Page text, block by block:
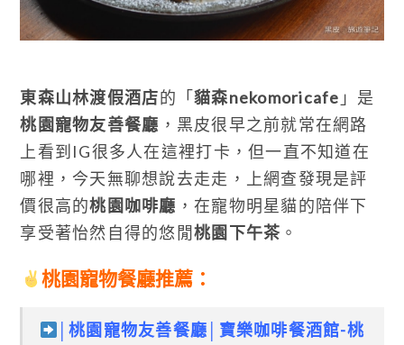
東森山林渡假酒店的「貓森nekomoricafe 」是
桃園寵物友善餐廳 ，黑皮很早之前就常在網路
上看到IG很多人在這裡打卡，但一直不知道在
哪裡，今天無聊想說去走走，上網查發現是評
價很高的桃園咖啡廳 ，在寵物明星貓的陪伴下
享受著怡然自得的悠閒桃園下午茶 。
桃園寵物餐廳推薦：
│桃園寵物友善餐廳│寶樂咖啡餐酒館-桃